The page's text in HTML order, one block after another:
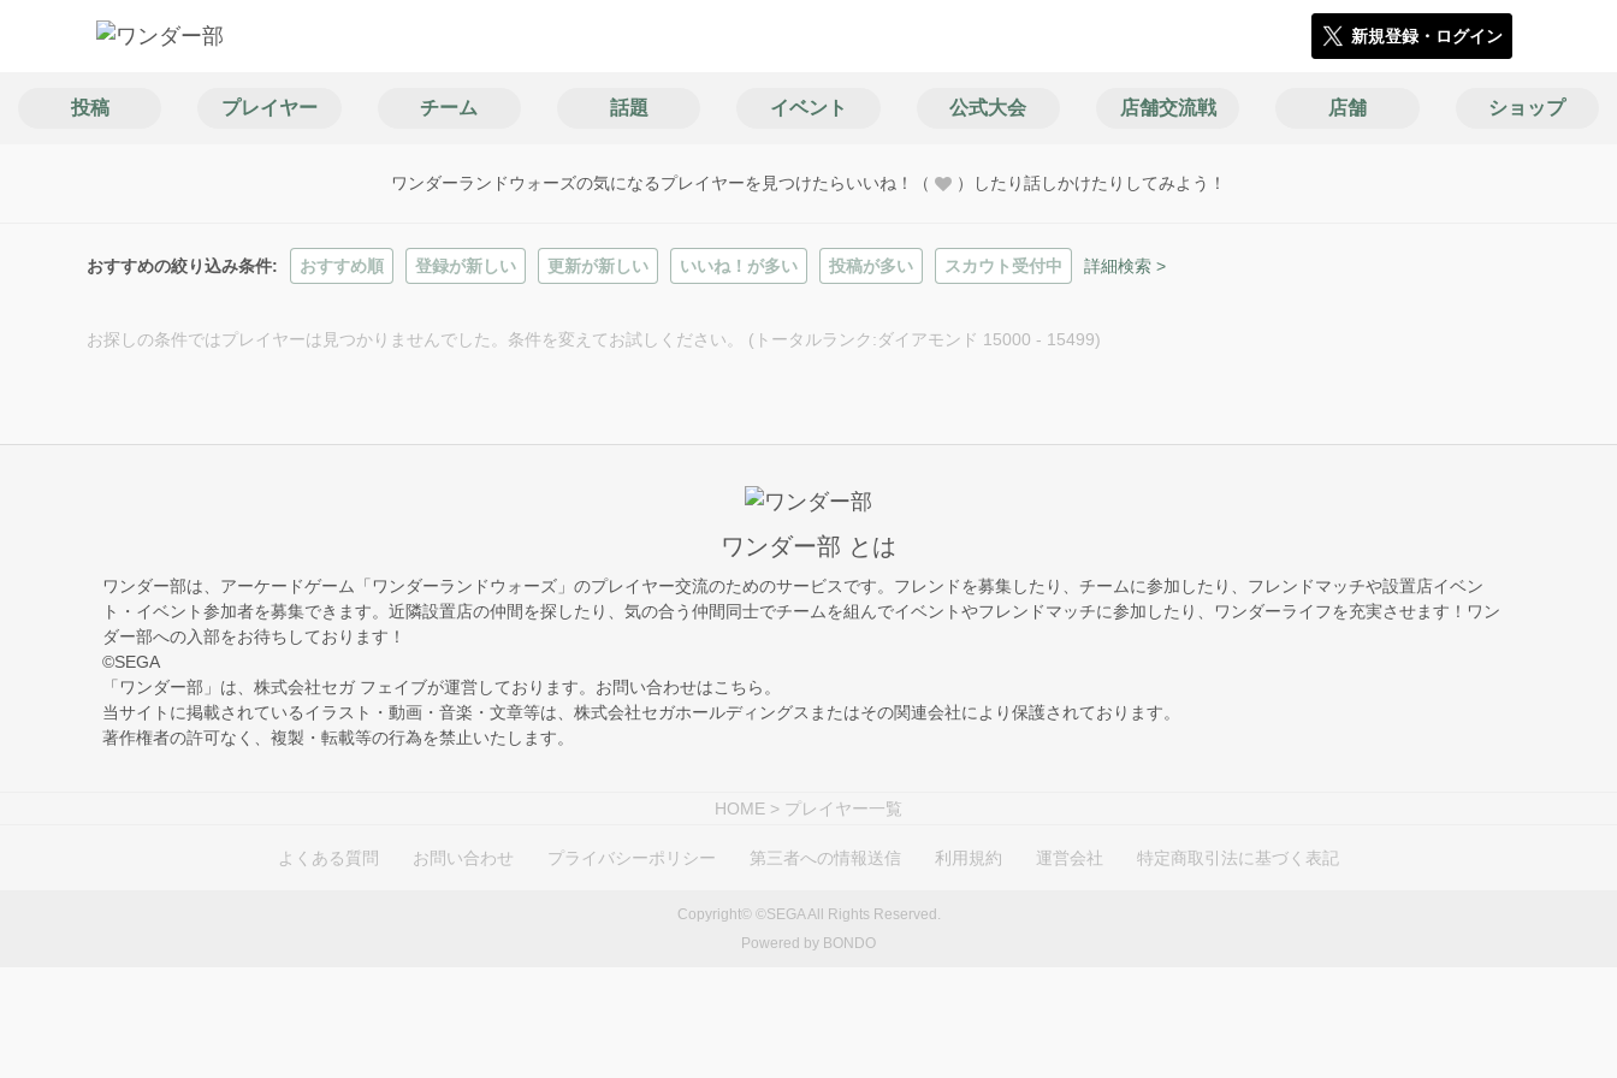
新規登録・ログイン
投稿 プレイヤー チーム 話題 イベント 公式大会 店舗交流戦 店舗 ショップ
ワンダーランドウォーズの気になるプレイヤーを見つけたらいいね！（ ）したり話しかけたりしてみよう！
おすすめの絞り込み条件 おすすめ順 登録が新しい 更新が新しい いいね！が多い 投稿が多い スカウト受付中 詳細検索 >
お探しの条件ではプレイヤーは見つかりませんでした。条件を変えてお試しください。 (トータルランク:ダイアモンド 15000 - 15499)
ワンダー部 とは
ワンダー部は、アーケードゲーム「ワンダーランドウォーズ」のプレイヤー交流のためのサービスです。フレンドを募集したり、チームに参加したり、フレンドマッチや設置店イベン
ト・イベント参加者を募集できます。近隣設置店の仲間を探したり、気の合う仲間同士でチームを組んでイベントやフレンドマッチに参加したり、ワンダーライフを充実させます！ワン
ダー部への入部をお待ちしております！
©SEGA
「ワンダー部」は、株式会社セガ フェイブが運営しております。お問い合わせはこちら 。
当サイトに掲載されているイラスト・動画・音楽・文章等は、株式会社セガホールディングスまたはその関連会社により保護されております。
著作権者の許可なく、複製・転載等の行為を禁止いたします。
HOME > プレイヤー一覧
よくある質問 お問い合わせ プライバシーポリシー 第三者への情報送信 利用規約 運営会社 特定商取引法に基づく表記
Copyright© ©SEGA All Rights Reserved.
Powered by BONDO